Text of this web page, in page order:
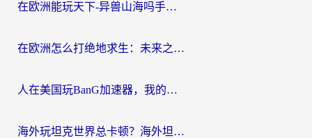
在欧洲能玩天下-异兽山海吗手游？海外玩家的加速器生存指南
在欧洲怎么打绝地求生：未来之役不卡？留学生亲测的加速器避坑指南
人在美国玩BanG加速器，我的延迟终于绿了
海外玩坦克世界总卡顿？海外坦克世界加速器有哪些？实测好用的选择在这里